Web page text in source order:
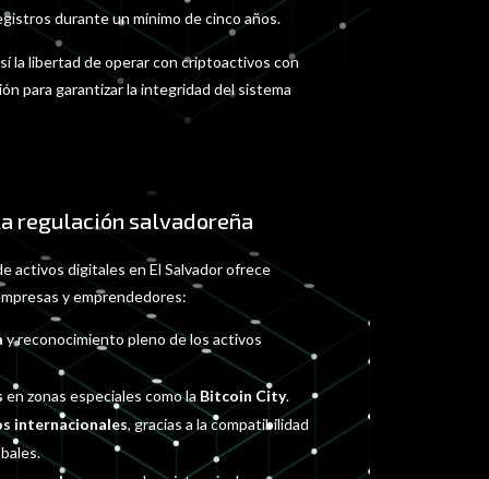
durante un mínimo de cinco años.
la libertad de operar con criptoactivos con
para garantizar la integridad del sistema
regulación salvadoreña
activos digitales en El Salvador ofrece
y emprendedores:
y reconocimiento pleno de los activos
en zonas especiales como la Bitcoin City.
internacionales, gracias a la compatibilidad